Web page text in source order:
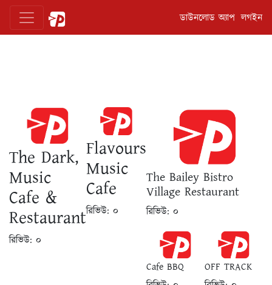
ডাউনলোড অ্যাপ লগইন
The Dark,
Music
Cafe &
Restaurant
রিভিউ: ০
Flavours
Music
Cafe
রিভিউ: ০
The Bailey Bistro
Village Restaurant
রিভিউ: ০
Cafe BBQ
OFF TRACK